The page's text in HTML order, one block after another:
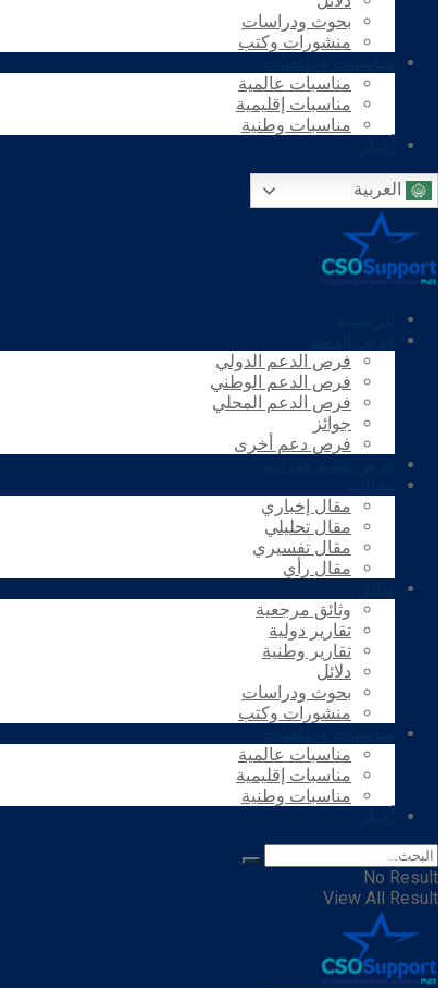
بحوث ودراسات
منشورات وكتب
مناسبات عالمية
مناسبات إقليمية
مناسبات وطنية
العربية
فرص الدعم الدولي
فرص الدعم الوطني
فرص الدعم المحلي
جوائز
فرص دعم أخرى
مقال إخباري
مقال تحليلي
مقال تفسيري
مقال رأي
وثائق مرجعية
تقارير دولية
تقارير وطنية
دلائل
بحوث ودراسات
منشورات وكتب
مناسبات عالمية
مناسبات إقليمية
مناسبات وطنية
No Result
View All Result